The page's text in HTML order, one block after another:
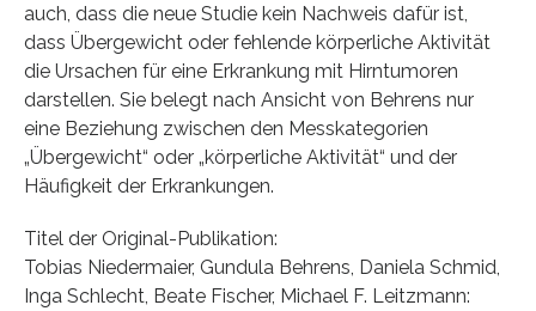
auch, dass die neue Studie kein Nachweis dafür ist,
dass Übergewicht oder fehlende körperliche Aktivität
die Ursachen für eine Erkrankung mit Hirntumoren
darstellen. Sie belegt nach Ansicht von Behrens nur
eine Beziehung zwischen den Messkategorien
„Übergewicht“ oder „körperliche Aktivität“ und der
Häufigkeit der Erkrankungen.
Titel der Original-Publikation:
Tobias Niedermaier, Gundula Behrens, Daniela Schmid,
Inga Schlecht, Beate Fischer, Michael F. Leitzmann: